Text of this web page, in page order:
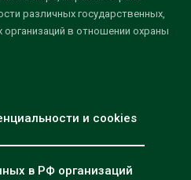
различных государственных,
в отношении охраны
и cookies
в РФ организаций